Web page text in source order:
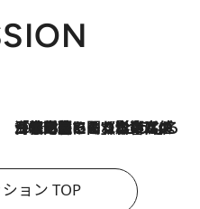
2026.8.3
「住宅建てられない…」「サーチャージ料の高値が続いている」ホルムズ海峡封鎖による影響はいつまで続く？《エネルギー専門家に聞く“どうなる日本の暮らし”》
ョン TOP